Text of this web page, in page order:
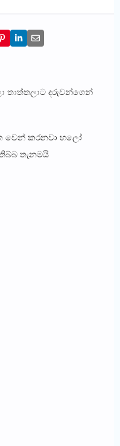
තාත්තලාට දරුවන්ගෙන්
වෙන් කරනවා හලෝ
තැනමයි